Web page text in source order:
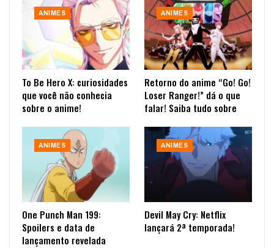
ANIMES
To Be Hero X: curiosidades
que você não conhecia
sobre o anime!
ANIMES
Retorno do anime “Go! Go!
Loser Ranger!” dá o que
falar! Saiba tudo sobre
ANIMES
One Punch Man 199:
Spoilers e data de
lançamento revelada
ANIMES
Devil May Cry: Netflix
lançará 2ª temporada!